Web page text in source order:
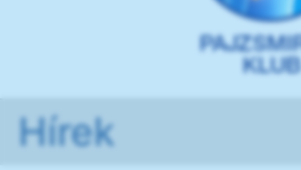
Hírek